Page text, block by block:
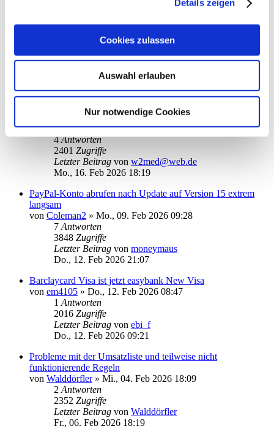
Details zeigen
Cookies zulassen
Auswahl erlauben
Nur notwendige Cookies
„Für diesen Betrag liegen keine detaillierten Umsätze…“.
4Antworten
Zugriffe
Di., 17. Feb 2026 22:48
Komisches Abruf-Problem (Rundruf)
vonw2med@web.de»So., 15. Feb 2026 20:37
4Antworten
2401 Zugriffe
Letzter Beitrag von w2med@web.de
Mo., 16. Feb 2026 18:19
PayPal-Konto abrufen nach Update auf Version 15 extrem
langsam
von Coleman2 » Mo., 09. Feb 2026 09:28
7 Antworten
3848 Zugriffe
Letzter Beitrag von moneymaus
Do., 12. Feb 2026 21:07
Barclaycard Visa ist jetzt easybank New Visa
von em4105 » Do., 12. Feb 2026 08:47
1 Antworten
2016 Zugriffe
Letzter Beitrag von ebi_f
Do., 12. Feb 2026 09:21
Probleme mit der Umsatzliste und teilweise nicht
funktionierende Regeln
von Walddörfler» Mi., 04. Feb 2026 18:09
2 Antworten
2352 Zugriffe
Letzter Beitrag von Walddörfler
Fr., 06. Feb 2026 18:19